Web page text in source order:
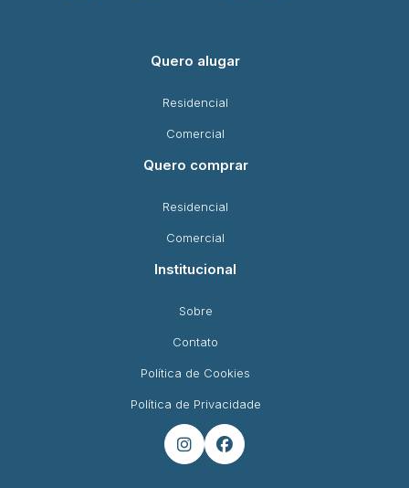
Quero alugar
Residencial
Comercial
Quero comprar
Residencial
Comercial
Institucional
Sobre
Contato
Política de Cookies
Política de Privacidade
 